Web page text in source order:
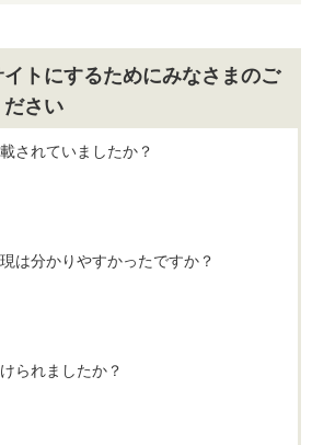
トにするためにみなさまのご
さい
されていましたか？
は分かりやすかったですか？
られましたか？